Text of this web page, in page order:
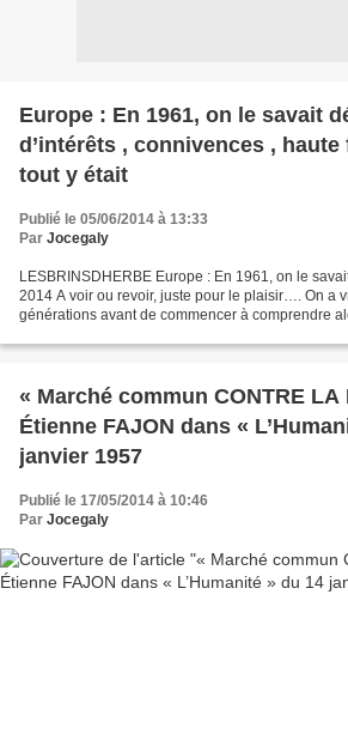
Europe : En 1961, on le savait
d’intérêts , connivences , haute
tout y était
Publié le 05/06/2014 à 13:33
Par Jocegaly
LESBRINSDHERBE Europe : En 1961, on le
2014 A voir ou revoir, juste pour le plaisir…. On a
générations avant de commencer à comprendre
« Marché commun CONTRE LA
Étienne FAJON dans «
janvier 1957
Publié le 17/05/2014 à 10:46
Par Jocegaly